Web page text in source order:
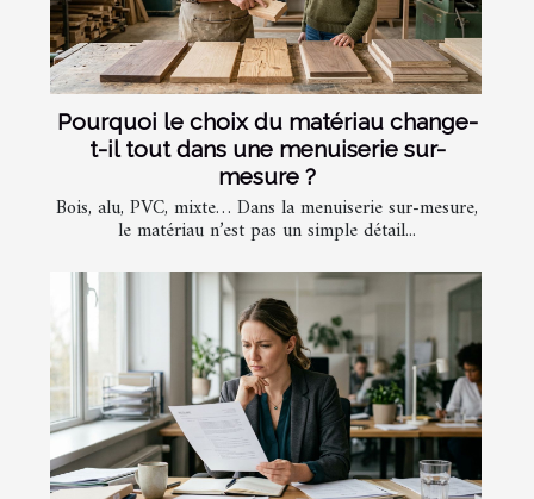
Pourquoi le choix du matériau change-
t-il tout dans une menuiserie sur-
mesure ?
Bois, alu, PVC, mixte… Dans la menuiserie sur-mesure,
le matériau n’est pas un simple détail...